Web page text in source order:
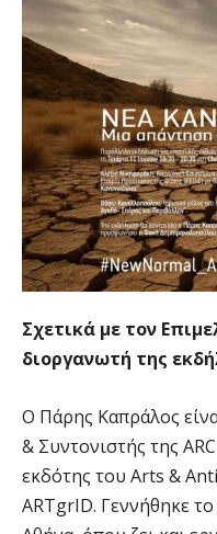
Σχετικά με τον
διοργανωτή της
Ο Πάρης Καπράλος
& Συντονιστής της
εκδότης του Arts &
ARTgrID. Γεννήθηκε